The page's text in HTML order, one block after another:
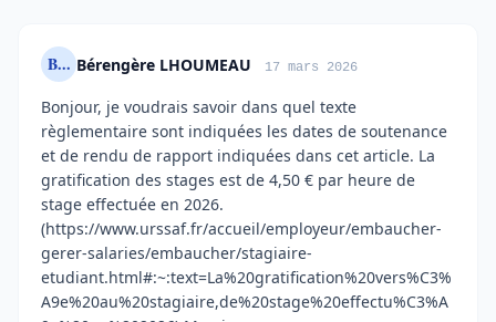
B... Bérengère LHOUMEAU 17 mars 2026
Bonjour, je voudrais savoir dans quel texte
règlementaire sont indiquées les dates de soutenance
et de rendu de rapport indiquées dans cet article. La
gratification des stages est de 4,50 € par heure de
stage effectuée en 2026.
(https://www.urssaf.fr/accueil/employeur/embaucher-
gerer-salaries/embaucher/stagiaire-
etudiant.html#:~:text=La%20gratification%20vers%C3%
A9e%20au%20stagiaire,de%20stage%20effectu%C3%A